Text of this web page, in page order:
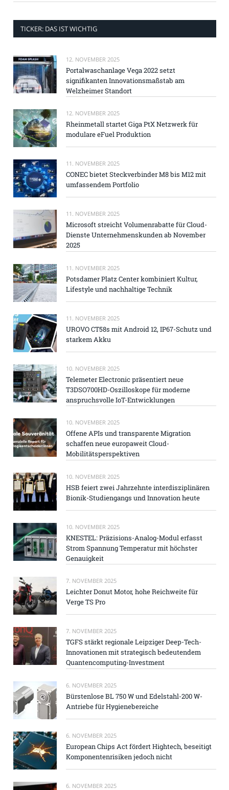
TICKER: DAS IST WICHTIG
12. NOVEMBER 2025
Portalwaschanlage Vega 2022 setzt
signifikanten Innovationsmaßstab am
Welzheimer Standort
12. NOVEMBER 2025
Rheinmetall startet Giga PtX Netzwerk für
modulare eFuel Produktion
11. NOVEMBER 2025
CONEC bietet Steckverbinder M8 bis M12 mit
umfassendem Portfolio
11. NOVEMBER 2025
Microsoft streicht Volumenrabatte für Cloud-
Dienste Unternehmenskunden ab November
2025
11. NOVEMBER 2025
Potsdamer Platz Center kombiniert Kultur,
Lifestyle und nachhaltige Technik
11. NOVEMBER 2025
UROVO CT58s mit Android 12, IP67-Schutz und
starkem Akku
10. NOVEMBER 2025
Telemeter Electronic präsentiert neue
T3DSO700HD-Oszilloskope für moderne
anspruchsvolle IoT-Entwicklungen
10. NOVEMBER 2025
Offene APIs und transparente Migration
schaffen neue europaweit Cloud-
Mobilitätsperspektiven
10. NOVEMBER 2025
HSB feiert zwei Jahrzehnte interdisziplinären
Bionik-Studiengangs und Innovation heute
10. NOVEMBER 2025
KNESTEL: Präzisions-Analog-Modul erfasst
Strom Spannung Temperatur mit höchster
Genauigkeit
7. NOVEMBER 2025
Leichter Donut Motor, hohe Reichweite für
Verge TS Pro
7. NOVEMBER 2025
TGFS stärkt regionale Leipziger Deep-Tech-
Innovationen mit strategisch bedeutendem
Quantencomputing-Investment
6. NOVEMBER 2025
Bürstenlose BL 750 W und Edelstahl-200 W-
Antriebe für Hygienebereiche
6. NOVEMBER 2025
European Chips Act fördert Hightech, beseitigt
Komponentenrisiken jedoch nicht
6. NOVEMBER 2025